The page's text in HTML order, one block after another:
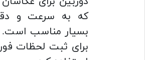
که به سرعت و
بسیار مناسب است.
برای ثبت لحظات